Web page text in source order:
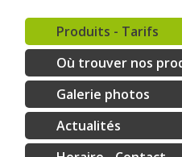
Produits - Tarifs
Où trouver nos
Galerie photos
Actualités